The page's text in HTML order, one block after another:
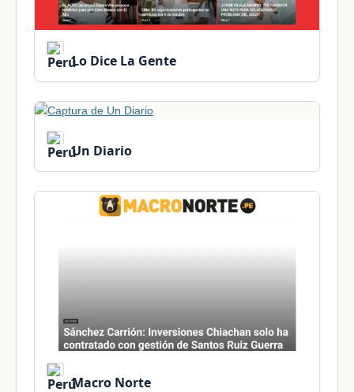
Lo Dice La Gente
Un Diario
Macro Norte